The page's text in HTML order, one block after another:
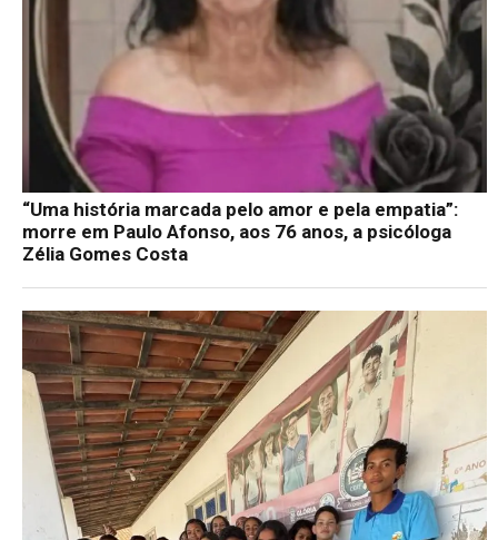
“Uma história marcada pelo amor e pela empatia”:
morre em Paulo Afonso, aos 76 anos, a psicóloga
Zélia Gomes Costa